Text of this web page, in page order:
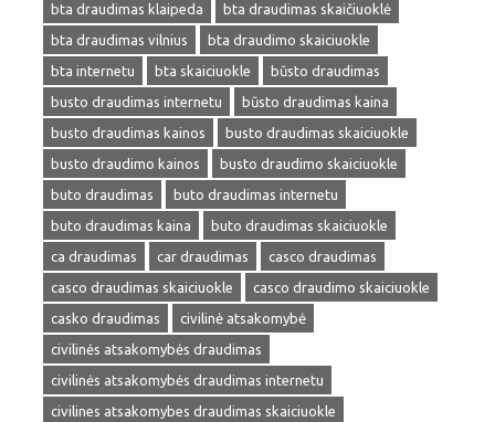
bta draudimas klaipeda
bta draudimas skaičiuoklė
bta draudimas vilnius
bta draudimo skaiciuokle
bta internetu
bta skaiciuokle
būsto draudimas
busto draudimas internetu
būsto draudimas kaina
busto draudimas kainos
busto draudimas skaiciuokle
busto draudimo kainos
busto draudimo skaiciuokle
buto draudimas
buto draudimas internetu
buto draudimas kaina
buto draudimas skaiciuokle
ca draudimas
car draudimas
casco draudimas
casco draudimas skaiciuokle
casco draudimo skaiciuokle
casko draudimas
civilinė atsakomybė
civilinės atsakomybės draudimas
civilinės atsakomybės draudimas internetu
civilines atsakomybes draudimas skaiciuokle